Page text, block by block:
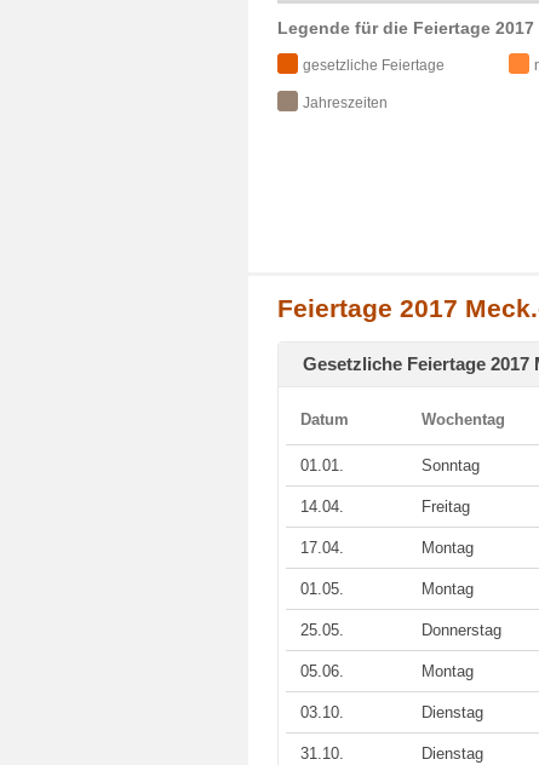
Legende für die Feiertage
gesetzliche Feiertage
Jahreszeiten
Feiertage 2017
Gesetzliche Feiertage 2017
Datum Wochentag
01.01. Sonntag
14.04. Freitag
17.04. Montag
01.05. Montag
25.05. Donnerstag
05.06. Montag
03.10. Dienstag
31.10. Dienstag